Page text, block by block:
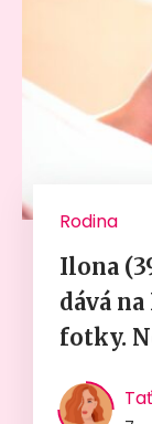
Rodina
Ilona
dává
fotky.